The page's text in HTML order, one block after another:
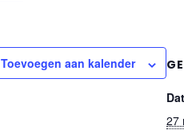
Toevoegen aan kalender
27